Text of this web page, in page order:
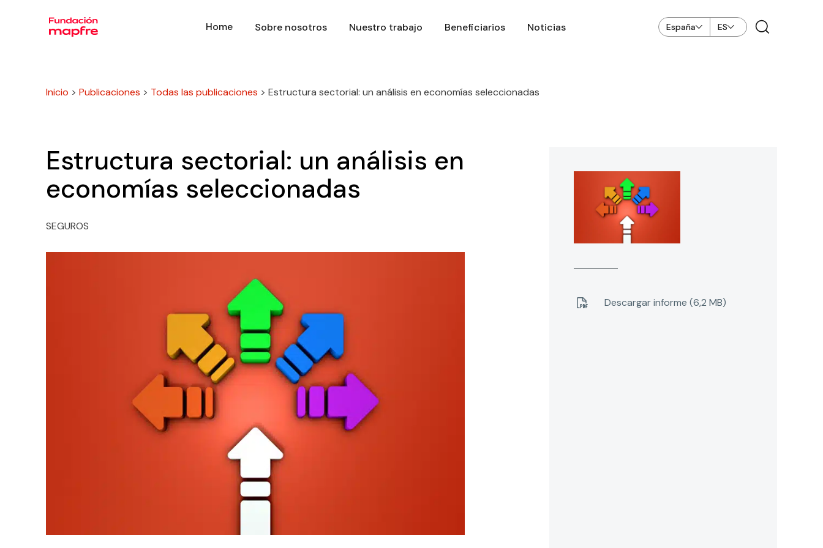
Home Sobre nosotros Nuestro trabajo Beneficiarios Noticias España ES
Inicio > Publicaciones > Todas las publicaciones > Estructura sectorial: un análisis en economías seleccionadas
Estructura sectorial: un análisis en
economías seleccionadas
SEGUROS
Descargar informe (6,2 MB)